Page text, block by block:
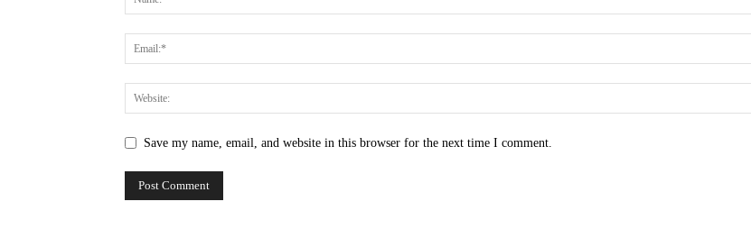
Save my name, email, and website in this browser for the next time I comment.